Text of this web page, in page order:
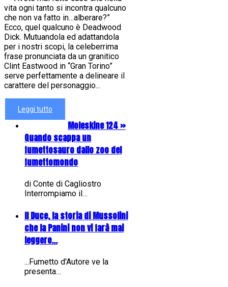
vita ogni tanto si incontra qualcuno
che non va fatto in…alberare?”
Ecco, quel qualcuno è Deadwood
Dick. Mutuandola ed adattandola
per i nostri scopi, la celeberrima
frase pronunciata da un granitico
Clint Eastwood in “Gran Torino”
serve perfettamente a delineare il
carattere del personaggio...
Leggi tutto
Moleskine 124 »
Quando scappa un
fumettosauro dallo zoo del
fumettomondo
di Conte di Cagliostro
Interrompiamo il…
Il Duce, la storia di Mussolini
che la Panini non vi farà mai
leggere...
...Fumetto d'Autore ve la
presenta…